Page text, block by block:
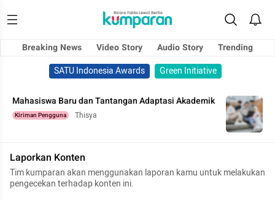
Breaking News Video Story Audio Story
Trending
SATU Indonesia Awards
Green Initiative
Mahasiswa Baru dan Tantangan Adaptasi Akademik
Kiriman Pengguna Thisya
Laporkan Konten
Tim kumparan akan menggunakan laporan kamu untuk melakukan
pengecekan terhadap konten ini.